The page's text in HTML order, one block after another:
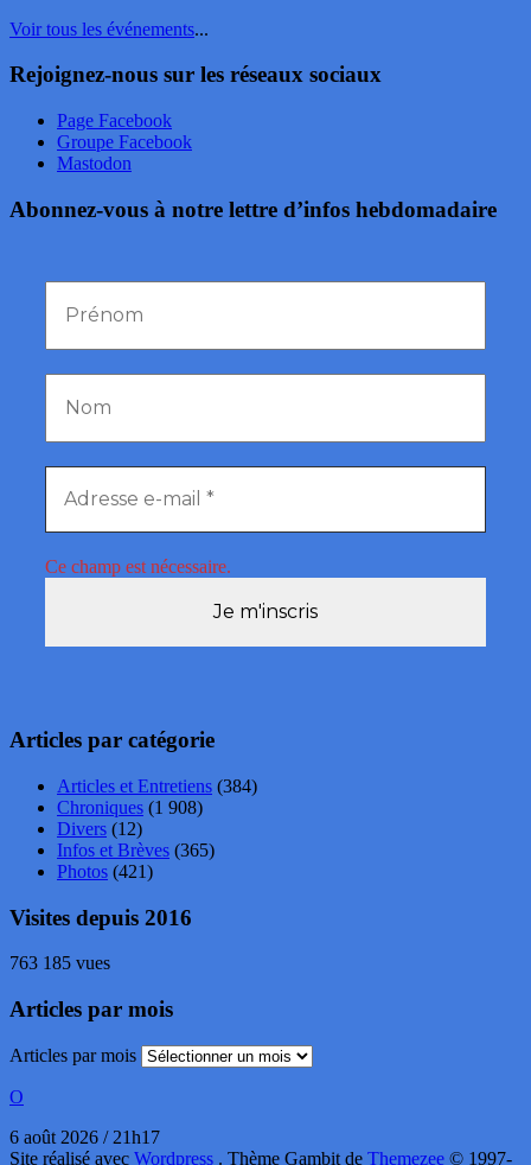
Voir tous les événements...
Rejoignez-nous sur les réseaux sociaux
Page Facebook
Groupe Facebook
Mastodon
Abonnez-vous à notre lettre d’infos hebdomadaire
Ce champ est nécessaire.
Articles par catégorie
Articles et Entretiens (384)
Chroniques (1 908)
Divers (12)
Infos et Brèves (365)
Photos (421)
Visites depuis 2016
763 185 vues
Articles par mois
Articles par mois
O
6 août 2026 / 21h17
Site réalisé avec Wordpress . Thème Gambit de Themezee © 1997-